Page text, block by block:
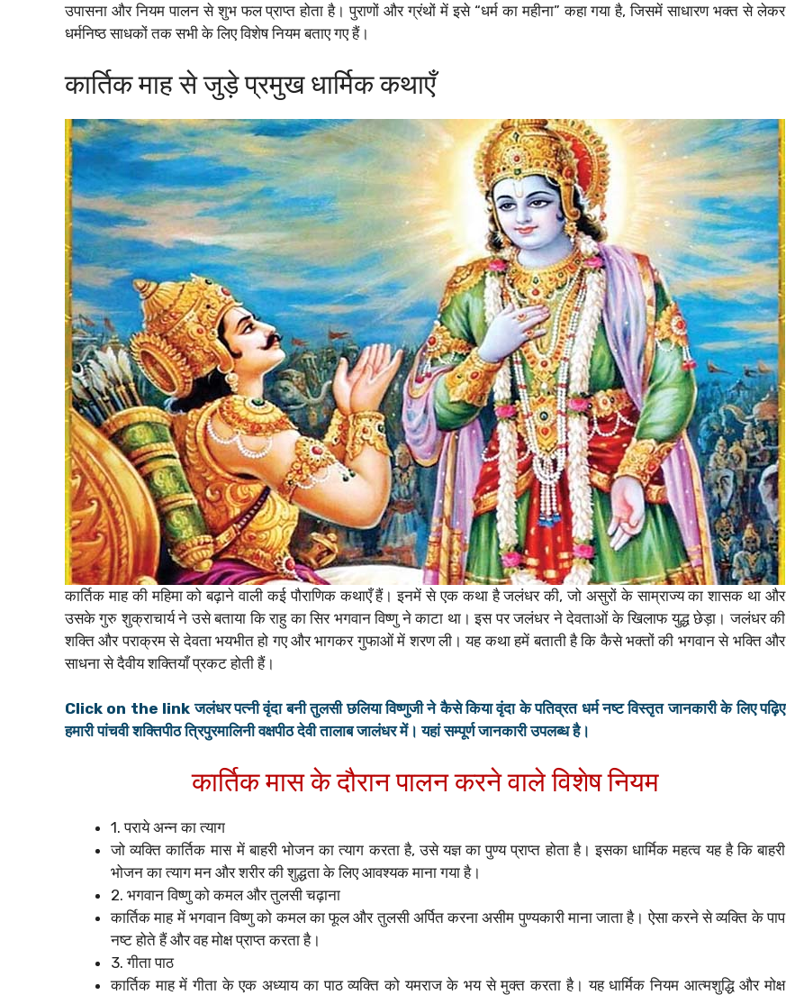
उपासना और नियम पालन से शुभ फल प्राप्त होता है। पुराणों और ग्रंथों में इसे “धर्म का महीना” कहा गया है, जिसमें साधारण भक्त से लेकर
धर्मनिष्ठ साधकों तक सभी के लिए विशेष नियम बताए गए हैं।
कार्तिक माह से जुड़े प्रमुख धार्मिक कथाएँ
कार्तिक माह की महिमा को बढ़ाने वाली कई पौराणिक कथाएँ हैं। इनमें से एक कथा है जलंधर की, जो असुरों के साम्राज्य का शासक था और
उसके गुरु शुक्राचार्य ने उसे बताया कि राहु का सिर भगवान विष्णु ने काटा था। इस पर जलंधर ने देवताओं के खिलाफ युद्ध छेड़ा। जलंधर की
शक्ति और पराक्रम से देवता भयभीत हो गए और भागकर गुफाओं में शरण ली। यह कथा हमें बताती है कि कैसे भक्तों की भगवान से भक्ति और
साधना से दैवीय शक्तियाँ प्रकट होती हैं।
Click on the link जलंधर पत्नी वृंदा बनी तुलसी छलिया विष्णुजी ने कैसे किया वृंदा के पतिव्रत धर्म नष्ट विस्तृत जानकारी के लिए पढ़िए
हमारी पांचवी शक्तिपीठ त्रिपुरमालिनी वक्षपीठ देवी तालाब जालंधर में। यहां सम्पूर्ण जानकारी उपलब्ध है।
कार्तिक मास के दौरान पालन करने वाले विशेष नियम
1. पराये अन्न का त्याग
जो व्यक्ति कार्तिक मास में बाहरी भोजन का त्याग करता है, उसे यज्ञ का पुण्य प्राप्त होता है। इसका धार्मिक महत्व यह है कि बाहरी
भोजन का त्याग मन और शरीर की शुद्धता के लिए आवश्यक माना गया है।
2. भगवान विष्णु को कमल और तुलसी चढ़ाना
कार्तिक माह में भगवान विष्णु को कमल का फूल और तुलसी अर्पित करना असीम पुण्यकारी माना जाता है। ऐसा करने से व्यक्ति के पाप
नष्ट होते हैं और वह मोक्ष प्राप्त करता है।
3. गीता पाठ
कार्तिक माह में गीता के एक अध्याय का पाठ व्यक्ति को यमराज के भय से मुक्त करता है। यह धार्मिक नियम आत्मशुद्धि और मोक्ष